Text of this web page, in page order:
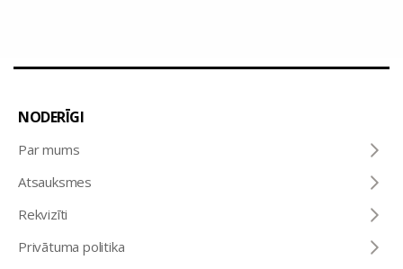
NODERĪGI
Par mums
Atsauksmes
Rekvizīti
Privātuma politika